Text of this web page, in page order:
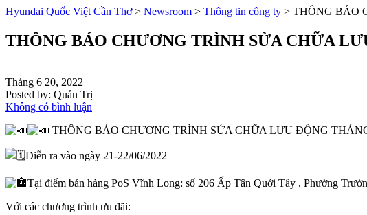
Hyundai Quốc Việt Cần Thơ> Newsroom > Thông tin công ty > THÔNG BÁO
THÔNG BÁO CHƯƠNG TRÌNH SỬA CHỮA
Tháng 6 20, 2022
Posted by: Quản Trị
Không có bình luận
THÔNG BÁO CHƯƠNG TRÌNH SỬA CHỮA LƯU ĐỘNG
Diễn ra vào ngày 21-22/06/2022
Tại điểm bán hàng PoS Vĩnh Long: số 206 Ấp Tân Quới Tây , Phường
Với các chương trình ưu đãi: